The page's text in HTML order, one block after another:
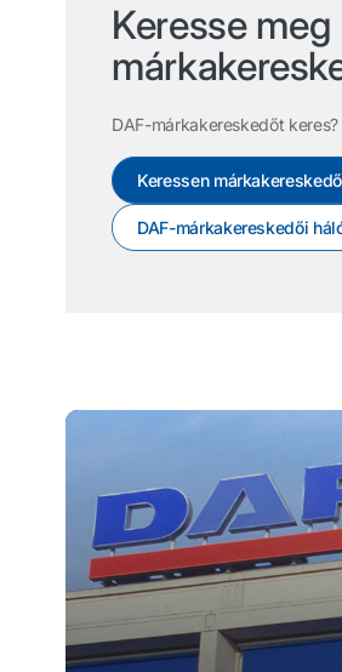
Keresse meg
DAF-márkakereskedőt keres?
Keressen
DAF-márkakereskedői